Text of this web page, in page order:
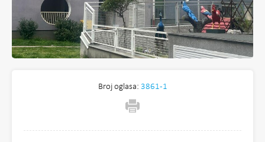
Broj oglasa: 3861-1